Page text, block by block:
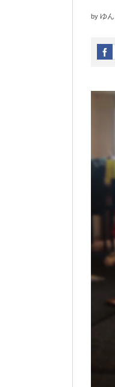
by ゆん